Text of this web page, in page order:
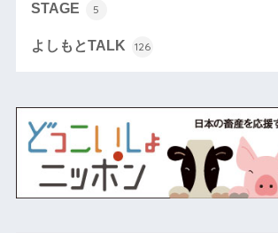
STAGE 5
よしもとTALK 126